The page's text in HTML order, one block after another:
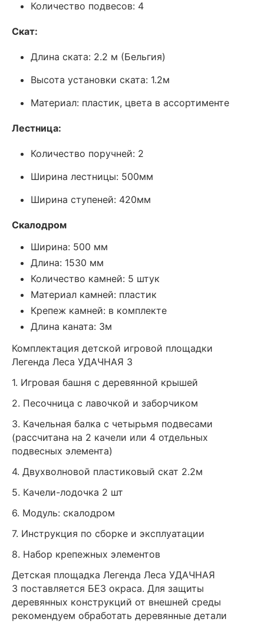
Количество подвесов: 4
Скат:
Длина ската: 2.2 м (Бельгия)
Высота установки ската: 1.2м
Материал: пластик, цвета в ассортименте
Лестница:
Количество поручней: 2
Ширина лестницы: 500мм
Ширина ступеней: 420мм
Скалодром
Ширина: 500 мм
Длина: 1530 мм
Количество камней: 5 штук
Материал камней: пластик
Крепеж камней: в комплекте
Длина каната: 3м
Комплектация детской игровой площадки
Легенда Леса УДАЧНАЯ 3
1. Игровая башня с деревянной крышей
2. Песочница с лавочкой и заборчиком
3. Качельная балка с четырьмя подвесами
(рассчитана на 2 качели или 4 отдельных
подвесных элемента)
4. Двухволновой пластиковый скат 2.2м
5. Качели-лодочка 2 шт
6. Модуль: скалодром
7. Инструкция по сборке и эксплуатации
8. Набор крепежных элементов
Детская площадка Легенда Леса УДАЧНАЯ
3 поставляется БЕЗ окраса. Для защиты
деревянных конструкций от внешней среды
рекомендуем обработать деревянные детали